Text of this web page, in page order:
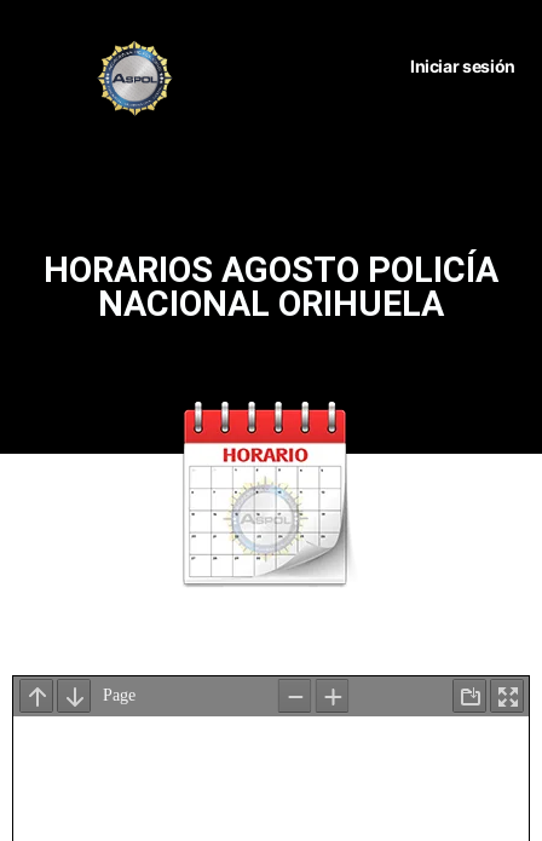
Iniciar sesión
HORARIOS AGOSTO POLICÍA
NACIONAL ORIHUELA